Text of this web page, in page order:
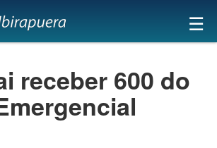
×
☰
receber 600 do